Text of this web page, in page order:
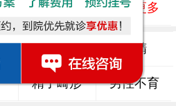
泌尿感染 了解更多
少精 弱精
精子畸形 男性不育